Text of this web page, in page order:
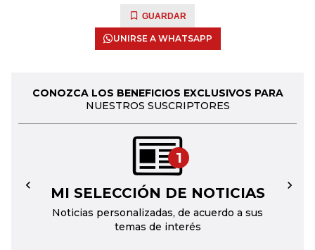
GUARDAR
UNIRSE A WHATSAPP
CONOZCA LOS BENEFICIOS EXCLUSIVOS PARA
NUESTROS SUSCRIPTORES
1
MI SELECCIÓN DE NOTICIAS
Noticias personalizadas, de acuerdo a sus
temas de interés
← →